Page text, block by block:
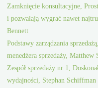
Zamknięcie konsultacyjne,
i pozwalają wygrać nawet
Bennett
Podstawy zarządzania
menedżera sprzedaży, Matthew
Zespół sprzedaży nr 1,
wydajności, Stephan Schiffman